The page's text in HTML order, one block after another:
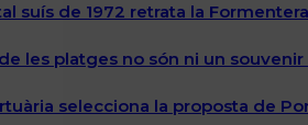
suís de 1972 retrata la
les platges no són ni un
selecciona la proposta de